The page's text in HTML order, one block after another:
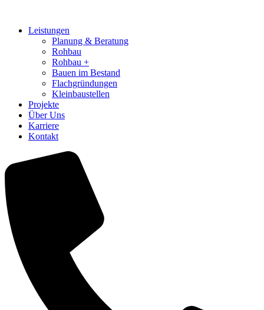
Leistungen
Planung & Beratung
Rohbau
Rohbau +
Bauen im Bestand
Flachgründungen
Kleinbaustellen
Projekte
Über Uns
Karriere
Kontakt